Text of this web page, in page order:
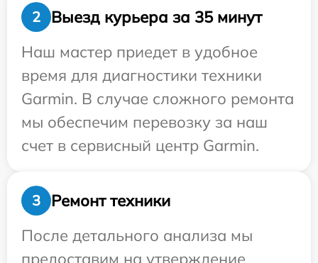
2
Выезд курьера за 35 минут
Наш мастер приедет в удобное
время для диагностики техники
Garmin. В случае сложного ремонта
мы обеспечим перевозку за наш
счет в сервисный центр Garmin.
3
Ремонт техники
После детального анализа мы
предоставим на утверждение